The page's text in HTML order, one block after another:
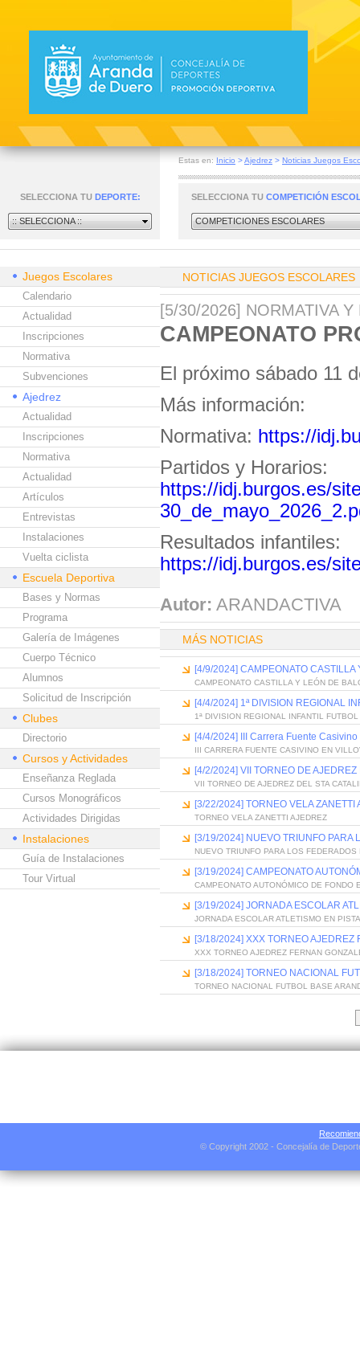
Estas en: Inicio >Ajedrez > Noticias Juegos
SELECCIONA TU DEPORTE:
:: SELECCIONA ::
SELECCIONA TU COMPETICIÓN
COMPETICIONES ESCOLARES
Juegos Escolares
Calendario
Actualidad
Inscripciones
Normativa
Subvenciones
Ajedrez
Actualidad
Inscripciones
Normativa
Actualidad
Artículos
Entrevistas
Instalaciones
Vuelta ciclista
Escuela Deportiva
Bases y Normas
Programa
Galería de Imágenes
Cuerpo Técnico
Alumnos
Solicitud de Inscripción
Clubes
Directorio
Cursos y Actividades
Enseñanza Reglada
Cursos Monográficos
Actividades Dirigidas
Instalaciones
Guía de Instalaciones
Tour Virtual
NOTICIAS JUEGOS ESCOLARES
[5/30/2026] NORMATIVA
CAMPEONATO
El próximo sábado 11
Más información:
Normativa: https://
Partidos y Horarios:
https://idj.burgos.es/
Resultados infantiles:
https://idj.burgos.es/
Autor: ARANDACTIVA
MÁS NOTICIAS
[4/9/2024] CAMPEONATO
CAMPEONATO CASTILLA Y LEÓN DE
[4/4/2024] 1ª DIVISION REGIONAL
1ª DIVISION REGIONAL INFANTIL
[4/4/2024] III Carrera Fuente
III CARRERA FUENTE CASIVINO EN
[4/2/2024] VII TORNEO DE
VII TORNEO DE AJEDREZ DEL STA
[3/22/2024] TORNEO VELA ZANETTI
TORNEO VELA ZANETTI AJEDREZ
[3/19/2024] NUEVO TRIUNFO PARA
NUEVO TRIUNFO PARA LOS FEDERADOS
[3/19/2024] CAMPEONATO
CAMPEONATO AUTONÓMICO DE FONDO
[3/19/2024] JORNADA ESCOLAR
JORNADA ESCOLAR ATLETISMO EN
[3/18/2024] XXX TORNEO AJEDREZ
XXX TORNEO AJEDREZ FERNAN
[3/18/2024] TORNEO NACIONAL
TORNEO NACIONAL FUTBOL BASE
© Copyright 2002 - Concejalía de